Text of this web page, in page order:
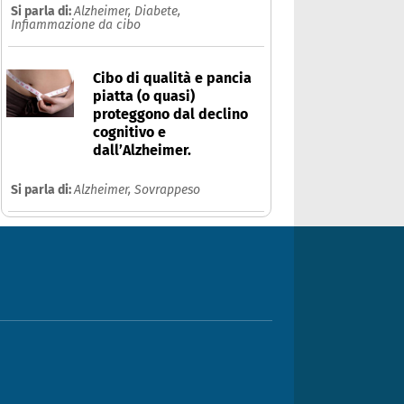
Si parla di:Alzheimer, Diabete,
Infiammazione da cibo
Cibo di qualità e pancia
piatta (o quasi)
proteggono dal declino
cognitivo e
dall’Alzheimer.
Si parla di:Alzheimer, Sovrappeso